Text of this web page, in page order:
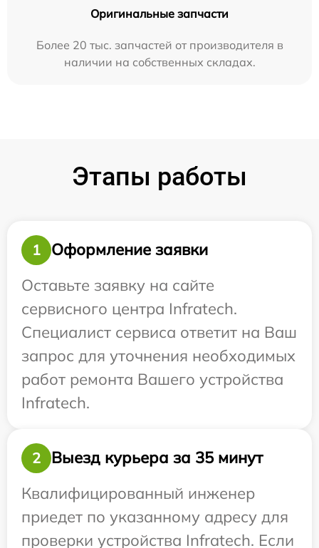
Оригинальные запчасти
Более 20 тыс. запчастей от производителя в
наличии на собственных складах.
Этапы работы
1
Оформление заявки
Оставьте заявку на сайте
сервисного центра Infratech.
Специалист сервиса ответит на Ваш
запрос для уточнения необходимых
работ ремонта Вашего устройства
Infratech.
2
Выезд курьера за 35 минут
Квалифицированный инженер
приедет по указанному адресу для
проверки устройства Infratech. Если